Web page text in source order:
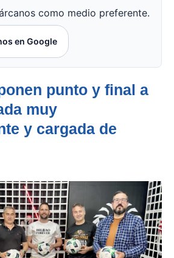
como medio preferente.
en Google
punto y final a
muy
y cargada de